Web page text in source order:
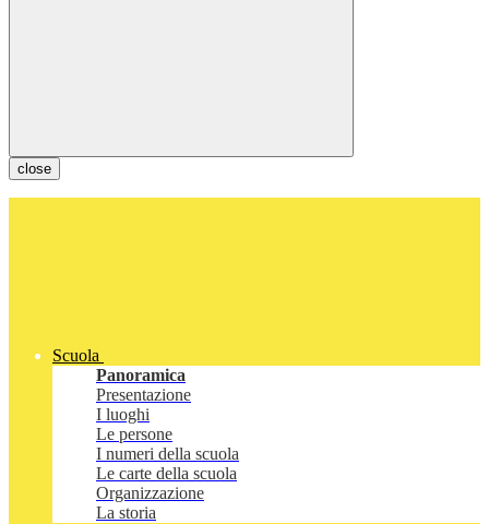
close
Scuola
Panoramica
Presentazione
I luoghi
Le persone
I numeri della scuola
Le carte della scuola
Organizzazione
La storia